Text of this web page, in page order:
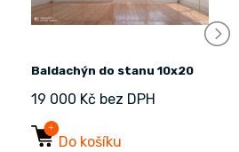
Baldachýn do stanu 10x20
19 000 Kč bez DPH
Do košíku